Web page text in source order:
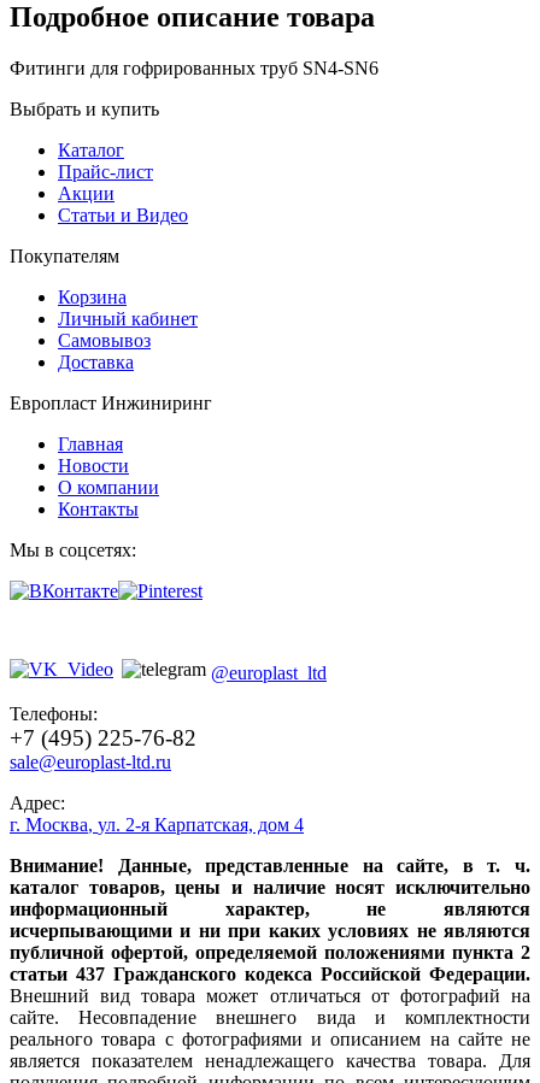
Подробное описание товара
Фитинги для гофрированных труб SN4-SN6
Выбрать и купить
Каталог
Прайс-лист
Акции
Статьи и Видео
Покупателям
Корзина
Личный кабинет
Самовывоз
Доставка
Европласт Инжиниринг
Главная
Новости
О компании
Контакты
Мы в соцсетях:
@europlast_ltd
Телефоны:
+7 (495) 225-76-82
sale@europlast-ltd.ru
Адрес:
г. Москва, ул. 2-я Карпатская, дом 4
Внимание! Данные, представленные на сайте, в т. ч.
каталог товаров, цены и наличие носят исключительно
информационный характер, не являются
исчерпывающими и ни при каких условиях не являются
публичной офертой, определяемой положениями пункта 2
статьи 437 Гражданского кодекса Российской Федерации.
Внешний вид товара может отличаться от фотографий на
сайте. Несовпадение внешнего вида и комплектности
реального товара с фотографиями и описанием на сайте не
является показателем ненадлежащего качества товара. Для